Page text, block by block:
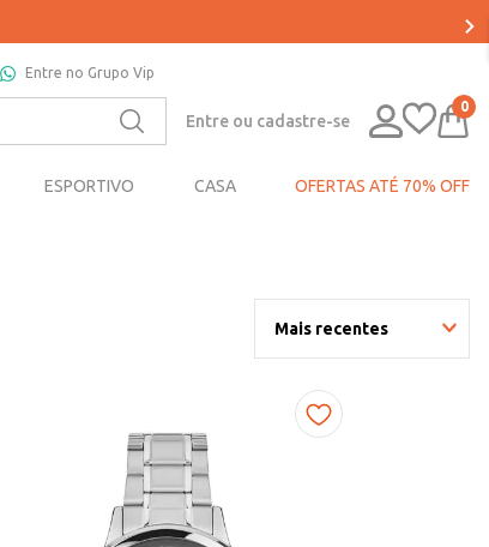
Entre no Grupo Vip
Entre ou cadastre-se
0
ESPORTIVO CASA OFERTAS ATÉ 70% OFF
Mais recentes